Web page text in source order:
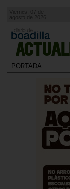
agosto de 2026